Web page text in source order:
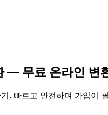
— 무료 온라인 변
. 빠르고 안전하며 가입이